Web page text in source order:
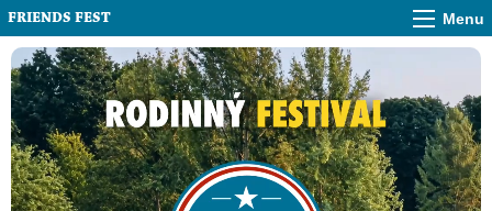
FRIENDS FEST Menu